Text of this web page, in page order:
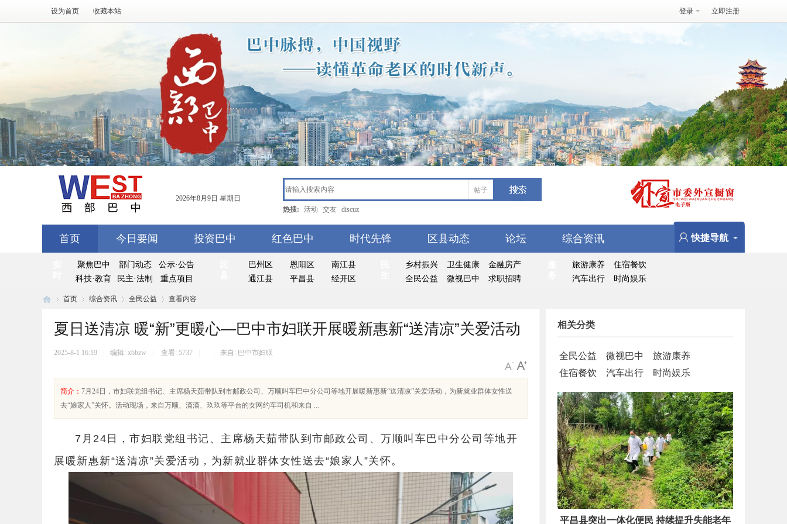
设为首页 收藏本站 登录 立即注册
2026年8月9日 星期日
帖子
热搜: 活动 交友 discuz
首页 今日要闻 投资巴中 红色巴中 时代先锋 区县动态 论坛 综合资讯 快捷导航
聚焦巴中 部门动态
公示·公告
科技·教育
民主·法制 重点项目
巴州区 恩阳区
南江县
通江县
平昌县 经开区
乡村振兴 卫生健康
金融房产
全民公益
微视巴中 求职招聘
旅游康养
住宿餐饮
汽车出行
时尚娱乐
首页
›
综合资讯
›
全民公益 查看内容
夏日送清凉 暖“新”更暖心—巴中市妇联开展暖新惠新“送清凉”关爱活动
2025-8-1 16:19 编辑: xbbzw 查看: 5737 来自: 巴中市妇联
简介： 7月24日，市妇联党组书记、主席杨天茹带队到市邮政公司、万顺叫车巴中分公司等地开展暖新惠新“送清凉”关爱活动，为新就业群体女性送
去“娘家人”关怀。活动现场，来自万顺、滴滴、玖玖等平台的女网约车司机和来自 ...
7月24日，市妇联党组书记、主席杨天茹带队到市邮政公司、万顺叫车巴中分公司等地开
展暖新惠新“送清凉”关爱活动，为新就业群体女性送去“娘家人”关怀。
相关分类
全民公益 微视巴中
旅游康养
住宿餐饮
汽车出行 时尚娱乐
换届启新程 聚力护健康｜巴中市营养师协 平昌县突出一体化便民 持续提升失能老年 巴中市科技局党组书记、局长张云清